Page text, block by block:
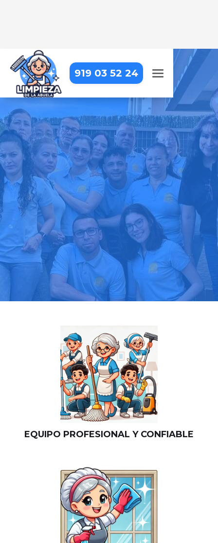
919 03 52 24
LIMPIEZA DE OFICINAS EN
FRESNEDILLAS DE LA OLIVA
Trabajar en una oficina impecable
hace la diferencia. Nosotros lo
hacemos posible
Pide tu presupuesto gratis
Llama hoy: 919 03 52 24
Más de 1000 clientes confían en nosotros
⭐⭐⭐⭐⭐
EQUIPO PROFESIONAL Y CONFIABLE